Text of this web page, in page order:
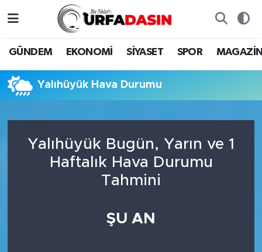
GÜNDEM EKONOMİ SİYASET SPOR
Yalıhüyük Hava Durumu
Yalıhüyük Bugün, Yarın ve 1
Haftalık Hava Durumu
Tahmini
ŞU AN
MAGAZİN
Nöbetçi Eczaneler
Süper Lig Puan Durumu ve Fikstür
Son Dakika Haberleri